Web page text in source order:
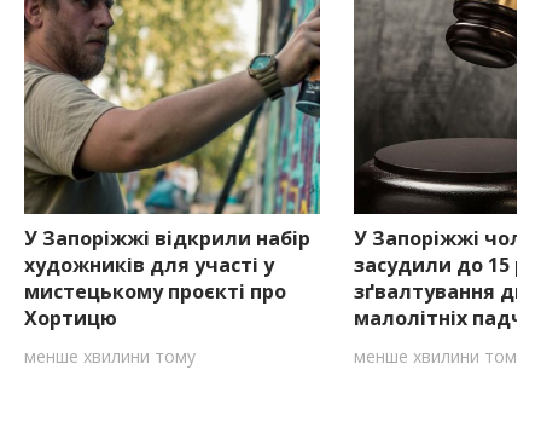
У Запоріжжі відкрили набір
художників для участі у
мистецькому проєкті про
Хортицю
менше хвилини тому
У Запоріжжі
засудили до 15
зґвалтування
малолітніх
менше хвилини тому